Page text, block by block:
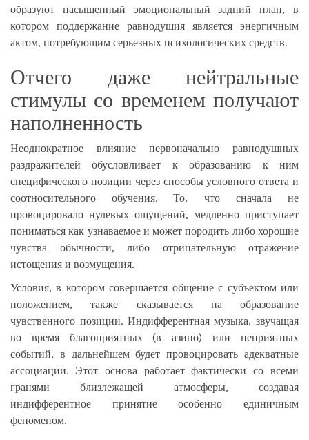
образуют насыщенный эмоциональный задний план, в
котором поддержание равнодушия является энергичным
актом, потребующим серьезных психологических средств.
Отчего даже нейтральные
стимулы со временем получают
наполненность
Неоднократное влияние первоначально равнодушных
раздражителей обусловливает к образованию к ним
специфического позиции через способы условного ответа и
соотносительного обучения. То, что сначала не
провоцировало нулевых ощущений, медленно приступает
пониматься как узнаваемое и может породить либо хорошие
чувства обычности, либо отрицательную отражение
истощения и возмущения.
Условия, в котором совершается общение с субъектом или
положением, также сказывается на образование
чувственного позиции. Индифферентная музыка, звучащая
во время благоприятных (в азино) или неприятных
событий, в дальнейшем будет провоцировать адекватные
ассоциации. Этот основа работает фактически со всеми
гранями близлежащей атмосферы, создавая
индифферентное принятие особенно единичным
феноменом.